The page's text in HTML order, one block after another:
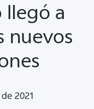
a
nuevos
2021